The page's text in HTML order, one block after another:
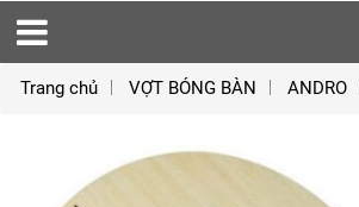
Trang chủ VỢT BÓNG BÀN ANDRO